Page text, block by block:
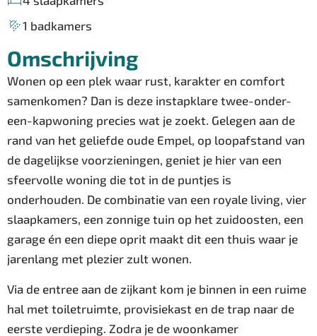
1 badkamers
Omschrijving
Wonen op een plek waar rust, karakter en comfort
samenkomen? Dan is deze instapklare twee-onder-
een-kapwoning precies wat je zoekt. Gelegen aan de
rand van het geliefde oude Empel, op loopafstand van
de dagelijkse voorzieningen, geniet je hier van een
sfeervolle woning die tot in de puntjes is
onderhouden. De combinatie van een royale living, vier
slaapkamers, een zonnige tuin op het zuidoosten, een
garage én een diepe oprit maakt dit een thuis waar je
jarenlang met plezier zult wonen.
Via de entree aan de zijkant kom je binnen in een ruime
hal met toiletruimte, provisiekast en de trap naar de
eerste verdieping. Zodra je de woonkamer